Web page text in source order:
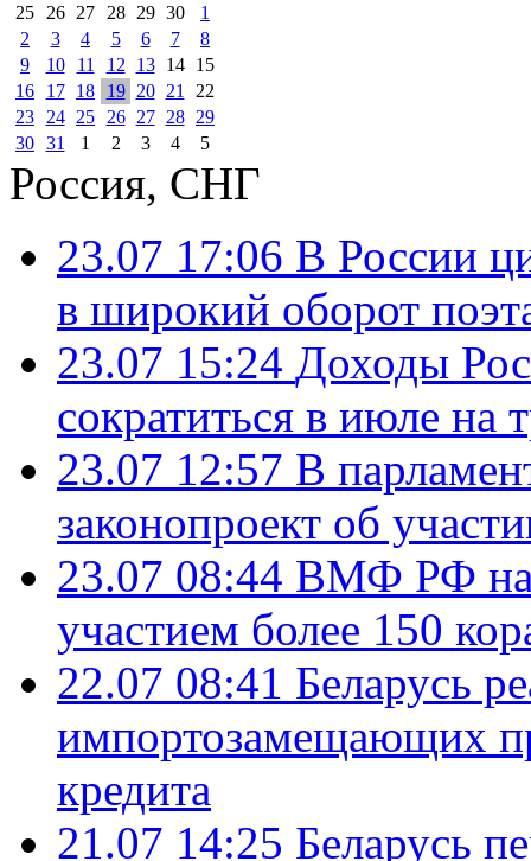
25
26 27 28 29 30
1
2
3 4 5 6 7
8
9
10 11 12 13 14
15
16
17 18 19 20 21
22
23
24 25 26 27 28
29
30 31 1 2 3 4 5
Россия, СНГ
23.07 17:06 В России
в широкий оборот
23.07 15:24 Доходы
сократиться в июле на
23.07 12:57 В
законопроект об
23.07 08:44 ВМФ РФ
участием более 150
22.07 08:41 Беларусь
импортозамещающих
кредита
21.07 14:25 Беларусь